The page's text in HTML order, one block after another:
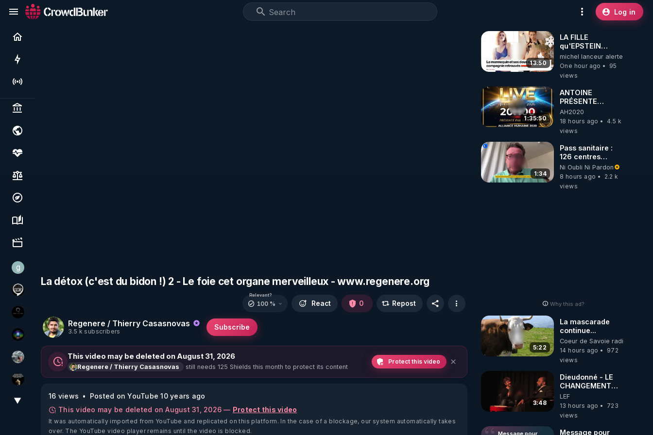
Log in
Live
Politics & institutions
Society, justice & freedoms
Economy, environment & technology
Science, history & spirituality
Culture, media & entertainment
ggilo59
Notre Réalité Est Falsifiée Et Fausse
La vérité
WakeUp
Ben Garneau
Infos et vérité
▼
La détox (c'est du bidon !) 2 - Le foie cet organe merveilleux - www.regenere.org
Regenere / Thierry Casasnovas
3.5 k subscribers
Subscribe
Relevant?
100 % React 0 Repost
This video may be deleted on August 31, 2026
Regenere / Thierry Casasnovas still needs 125 Shields this month to protect its content
Protect this video
16 views
Posted on YouTube 10 years ago
This video may be deleted on August 31, 2026 — Protect this video
It was automatically imported from YouTube and replicated on this platform. In the case of a blockage, our system automatically takes
over. The YouTube video player remains until the video is blocked.
13:50
LA FILLE
qu'EPSTEIN
VOULAIT CACHER
michel lanceur alerte
One hour ago
95
views
1:35:50
ANTOINE
PRÉSENTE
AH2020 LE LIVE
20H ***DU
06/08/2026***
AH2020
18 hours ago
4.5 k
views
1:34
Pass sanitaire :
126 centres
commerciaux
concernés par
l'obligation dans
Ni Oubli Ni Pardon
8 hours ago
2.2 k
views
Why this ad?
5:22
La mascarade
continue...
Coeur de Savoie radioweb TV
14 hours ago
972
views
3:48
Dieudonné - LE
CHANGEMENT
C'EST
MAINTENANT
LEF
13 hours ago
723
views
Message pour
Message pour